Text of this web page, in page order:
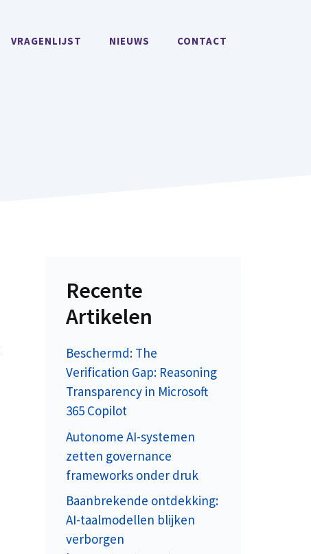
VRAGENLIJST NIEUWS CONTACT
Recente
Artikelen
Beschermd: The
Verification Gap: Reasoning
Transparency in Microsoft
365 Copilot
Autonome AI-systemen
zetten governance
frameworks onder druk
Baanbrekende ontdekking:
AI-taalmodellen blijken
verborgen